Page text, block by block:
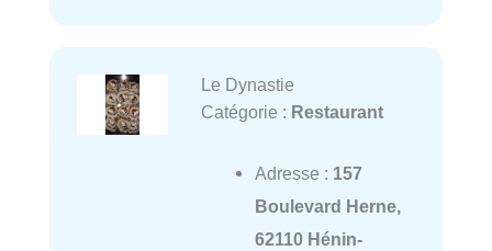
Le Dynastie
Catégorie : Restaurant
Adresse : 157
Boulevard Herne,
62110 Hénin-